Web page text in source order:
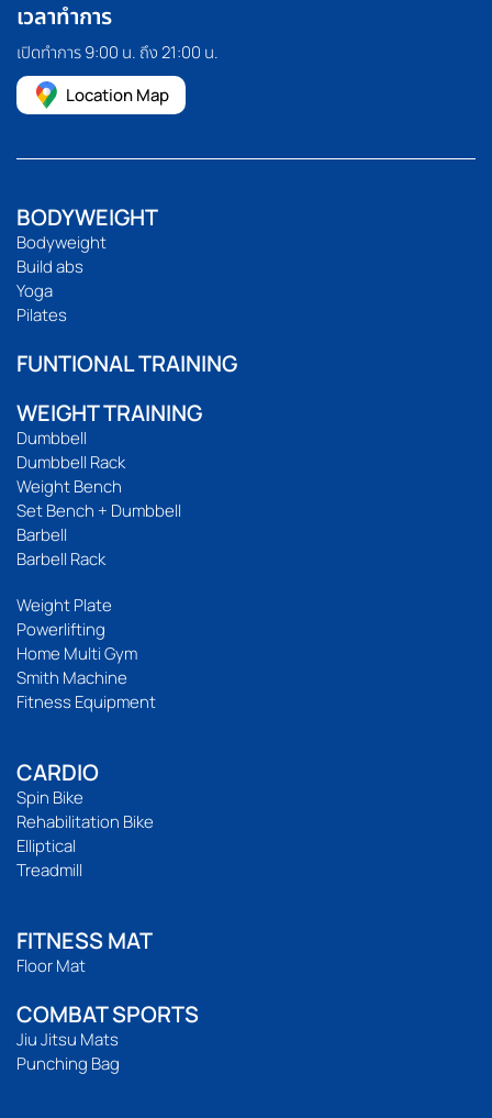
เวลาทำการ
เปิดทำการ 9:00 น. ถึง 21:00 น.
Location Map
BODYWEIGHT
Bodyweight
Build abs
Yoga
Pilates
FUNTIONAL TRAINING
WEIGHT TRAINING
Dumbbell
Dumbbell Rack
Weight Bench
Set Bench + Dumbbell
Barbell
Barbell Rack
Weight Plate
Powerlifting
Home Multi Gym
Smith Machine
Fitness Equipment
CARDIO
Spin Bike
Rehabilitation Bike
Elliptical
Treadmill
FITNESS MAT
Floor Mat
COMBAT SPORTS
Jiu Jitsu Mats
Punching Bag